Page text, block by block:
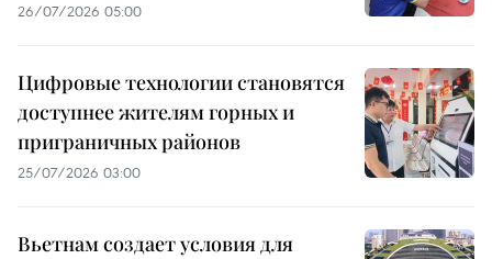
26/07/2026 05:00
Цифровые технологии становятся
доступнее жителям горных и
приграничных районов
25/07/2026 03:00
Вьетнам создает условия для